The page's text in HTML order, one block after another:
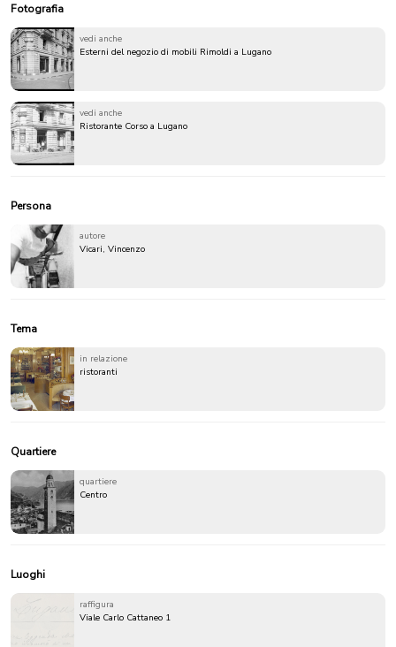
Fotografia
vedi anche
Esterni del negozio di mobili Rimoldi a Lugano
vedi anche
Ristorante Corso a Lugano
Persona
autore
Vicari, Vincenzo
Tema
in relazione
ristoranti
Quartiere
quartiere
Centro
Luoghi
raffigura
Viale Carlo Cattaneo 1